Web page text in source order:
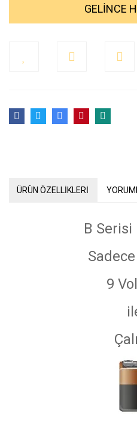
GELİNCE
ÜRÜN ÖZELLİKLERİ
B
9